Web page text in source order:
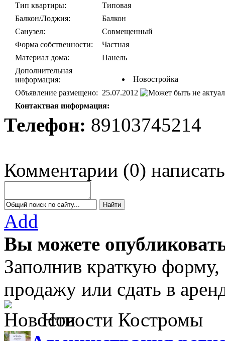
Тип квартиры:
Типовая
Балкон/Лоджия:
Балкон
Санузел:
Совмещенный
Форма собственности:
Частная
Материал дома:
Панель
Дополнительная
информация:
Новостройка
Объявление размещено: 25.07.2012
Контактная информация:
Телефон: 89103745214
Комментарии (0) написать
Add
Вы можете
Заполнив краткую
продажу или сдать в
Новости Костромы